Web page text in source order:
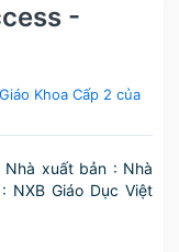
-
Khoa Cấp 2 của
Nhà xuất bản : Nhà
NXB Giáo Dục Việt